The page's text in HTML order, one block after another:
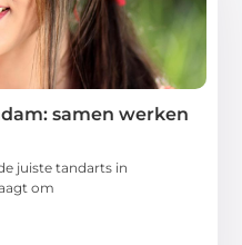
samen werken
juiste tandarts in
om